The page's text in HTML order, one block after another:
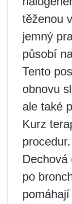
těženou
jemný
působí
Tento
obnovu
ale také
Kurz
procedur.
Dechová
po